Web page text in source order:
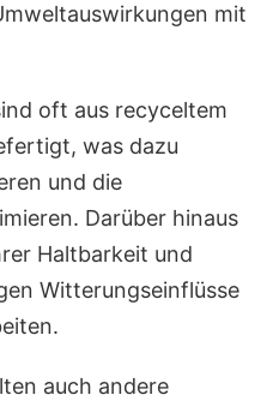
mit
oft aus recyceltem
was dazu
und die
Darüber hinaus
Haltbarkeit und
Witterungseinflüsse
auch andere